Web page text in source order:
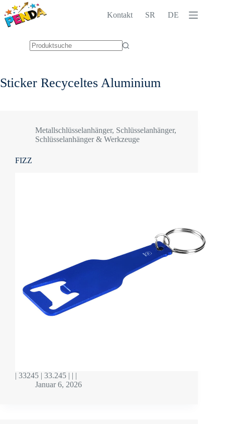
Zum
Inhalt
springen
Kontakt SR DE
Sticker Recyceltes Aluminium
Metallschlüsselanhänger, Schlüsselanhänger,
Schlüsselanhänger & Werkzeuge
FIZZ
| 33245 | 33.245 | | |
Januar 6, 2026